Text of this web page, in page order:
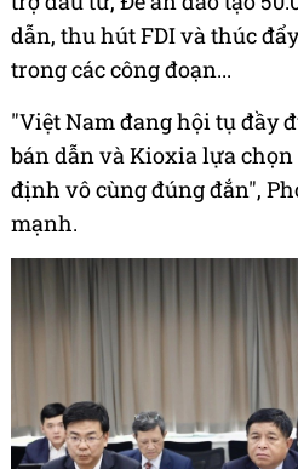
dẫn, thu hút FDI và thúc
trong các công đoạn...
"Việt Nam đang hội tụ đầy
bán dẫn và Kioxia lựa
định vô cùng đúng đắn",
mạnh.